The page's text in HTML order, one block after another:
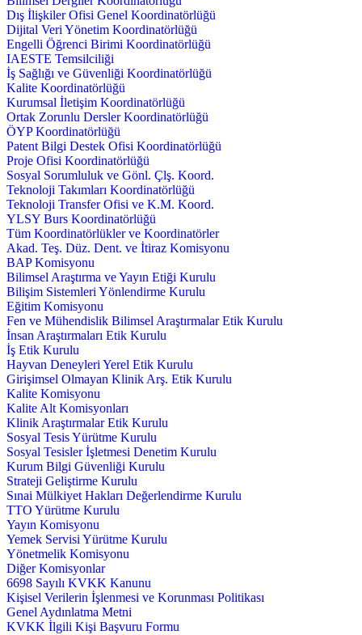
Dış İlişkiler Ofisi Genel Koordinatörlüğü
Dijital Veri Yönetim Koordinatörlüğü
Engelli Öğrenci Birimi Koordinatörlüğü
IAESTE Temsilciliği
İş Sağlığı ve Güvenliği Koordinatörlüğü
Kalite Koordinatörlüğü
Kurumsal İletişim Koordinatörlüğü
Ortak Zorunlu Dersler Koordinatörlüğü
ÖYP Koordinatörlüğü
Patent Bilgi Destek Ofisi Koordinatörlüğü
Proje Ofisi Koordinatörlüğü
Sosyal Sorumluluk ve Gönl. Çlş. Koord.
Teknoloji Takımları Koordinatörlüğü
Teknoloji Transfer Ofisi ve K.M. Koord.
YLSY Burs Koordinatörlüğü
Tüm Koordinatörlükler ve Koordinatörler
Akad. Teş. Düz. Dent. ve İtiraz Komisyonu
BAP Komisyonu
Bilimsel Araştırma ve Yayın Etiği Kurulu
Bilişim Sistemleri Yönlendirme Kurulu
Eğitim Komisyonu
Fen ve Mühendislik Bilimsel Araştırmalar Etik Kurulu
İnsan Araştırmaları Etik Kurulu
İş Etik Kurulu
Hayvan Deneyleri Yerel Etik Kurulu
Girişimsel Olmayan Klinik Arş. Etik Kurulu
Kalite Komisyonu
Kalite Alt Komisyonları
Klinik Araştırmalar Etik Kurulu
Sosyal Tesis Yürütme Kurulu
Sosyal Tesisler İşletmesi Denetim Kurulu
Kurum Bilgi Güvenliği Kurulu
Strateji Geliştirme Kurulu
Sınai Mülkiyet Hakları Değerlendirme Kurulu
TTO Yürütme Kurulu
Yayın Komisyonu
Yemek Servisi Yürütme Kurulu
Yönetmelik Komisyonu
Diğer Komisyonlar
6698 Sayılı KVKK Kanunu
Kişisel Verilerin İşlenmesi ve Korunması Politikası
Genel Aydınlatma Metni
KVKK İlgili Kişi Başvuru Formu